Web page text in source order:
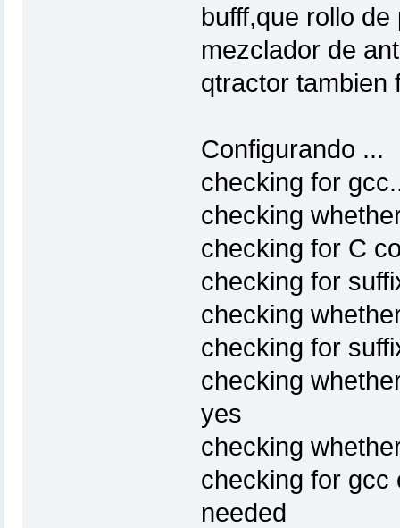
bufff,que rollo
mezclador de
qtractor tambien
Configurando ...
checking for
checking
checking for C
checking for
checking
checking for
checking
yes
checking
checking for gcc
needed